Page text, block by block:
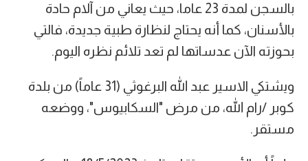
بالسجن لمدة 23 عاما، حيث يعاني من آلام حادة
بالأسنان، كما أنه يحتاج لنظارة طبية جديدة، فالتي
بحوزته الآن عدساتها لم تعد تلائم نظره اليوم.
ويشتكي الاسير عبد الله البرغوثي (31 عاماً) من بلدة
كوبر /رام الله، من مرض "السكابيوس"، ووضعه
مستقر.